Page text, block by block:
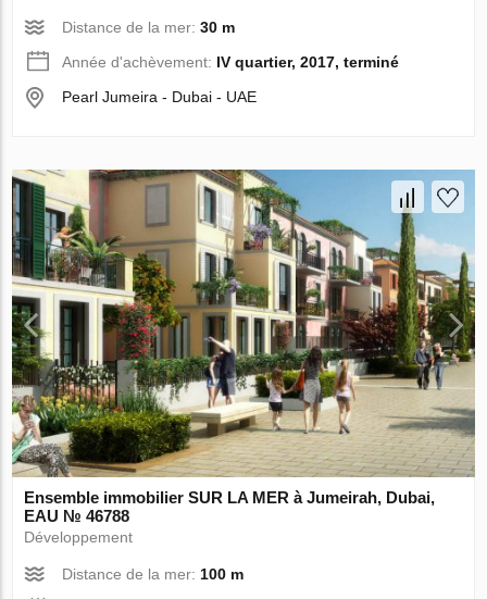
Distance de la mer:30 m
Année d'achèvement: IV quartier, 2017, terminé
Pearl Jumeira - Dubai - UAE
Ensemble immobilier SUR LA MER à Jumeirah, Dubai,
EAU № 46788
Développement
Distance de la mer:100 m